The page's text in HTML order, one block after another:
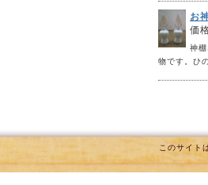
お
価
神
物です。ひ
このサイト